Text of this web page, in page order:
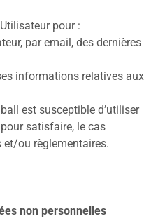
pour :
par email, des dernières
informations relatives aux
est susceptible d’utiliser
satisfaire, le cas
ou règlementaires.
non personnelles